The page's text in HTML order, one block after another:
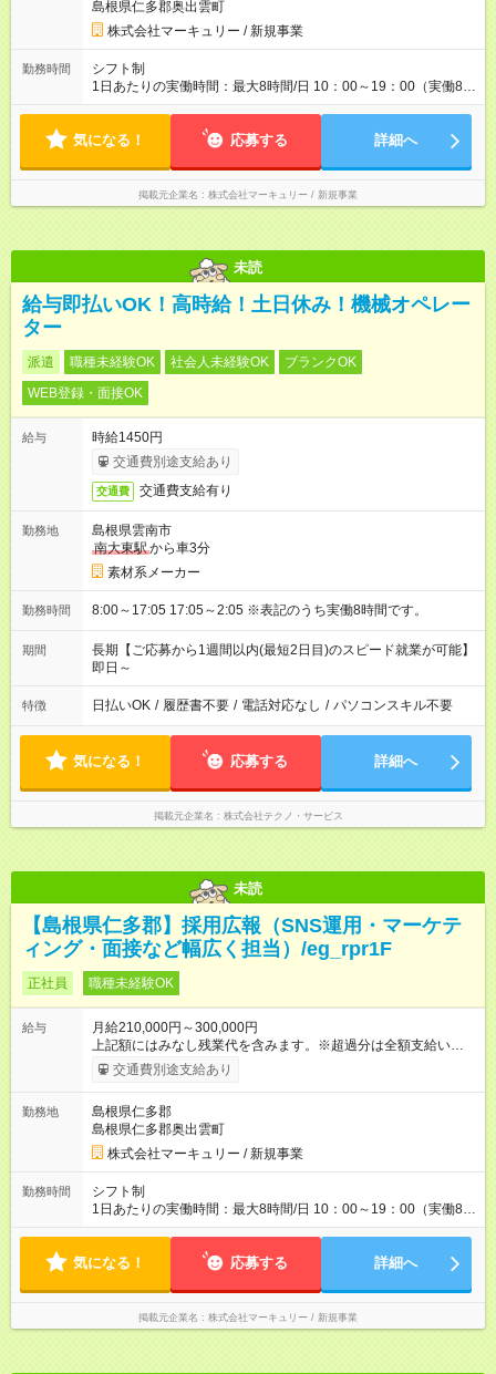
す。特に頑張っている人は、上長の裁量でさらにプラスの昇給
となることも。努力や成長が収入につながる環境です。 【試用
期間】試用期間あり 試用期間の長さ：3ヶ月 雇用形態、給与は
本採用時と同じです。
島根県仁多郡奥出雲町
株式会社マーキュリー / 新規事業
勤務時間
シフト制
1日あたりの実働時間：最大8時間/日 10：00～19：00（実働8時
間／休憩1時間） ※勤務地により、異なる場合あり ＼残業は月平
おり、より働きやすい環境になるよう「働き方改革」を推進中
していきたい方、ぜひご応募ください♪
気になる！ 応募する 詳細へ
掲載元企業名 株式会社マーキュリー / 新規事業
未読
給与即払いOK！高時給！土日休み！機械オペレー
ター
派遣 職種未経験OK 社会人未経験OK
ブランクOK
WEB登録・面接OK
給与
時給1450円
交通費別途支給あり
交通費 交通費支給有り
勤務地
島根県雲南市
南大東駅から車3分
素材系メーカー
勤務時間 8:00～17:05 17:05～2:05 ※表記のうち実働8時間です。
期間
長期【ご応募から1週間以内(最短2日目)のスピード就業が可能】
即日～
特徴 日払いOK / 履歴書不要 / 電話対応なし / パソコンスキル不要
気になる！ 応募する 詳細へ
掲載元企業名 株式会社テクノ・サービス
未読
【島根県仁多郡】採用広報（SNS運用・マーケテ
ィング・面接など幅広く担当）/eg_rpr1F
正社員 職種未経験OK
給与
月給210,000円～300,000円
上記額にはみなし残業代を含みます。※超過分は全額支給いたし
ます。 みなし残業代 14,616円／月 みなし残業時間 10時間／月
※能力やスキルを考慮の上、当社規程により決定します。 ーー
に1回の「年次昇給」があり、仕事での成果にあわせて昇給しま
す。特に頑張っている人は、上長の裁量でさらにプラスの昇給
となることも。努力や成長が収入につながる環境です。 【試用
期間】試用期間あり 試用期間の長さ：3ヶ月 雇用形態、給与は
本採用時と同じです。
交通費別途支給あり
勤務地
島根県仁多郡
島根県仁多郡奥出雲町
株式会社マーキュリー / 新規事業
勤務時間
シフト制
1日あたりの実働時間：最大8時間/日 10：00～19：00（実働8時
間／休憩1時間） ※勤務地により、異なる場合あり ＼残業は月平
おり、より働きやすい環境になるよう「働き方改革」を推進中
していきたい方、ぜひご応募ください♪
気になる！ 応募する 詳細へ
掲載元企業名 株式会社マーキュリー / 新規事業